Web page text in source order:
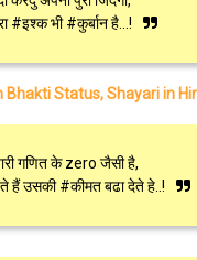
#इश्क भी #कुर्बान है...!
Bhakti Status, Shayari in
गणित के zero जैसी है,
हैं उसकी #कीमत बढा देते हे..!